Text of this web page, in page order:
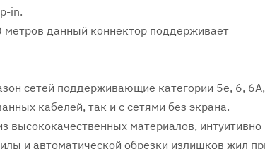
in.
метров данный коннектор поддерживает
сетей поддерживающие категории 5е, 6, 6А,
кабелей, так и с сетями без экрана.
материалов, интуитивно
и автоматической обрезки излишков жил